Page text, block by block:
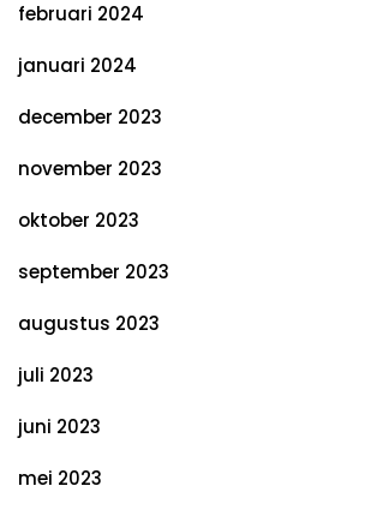
februari 2024
januari 2024
december 2023
november 2023
oktober 2023
september 2023
augustus 2023
juli 2023
juni 2023
mei 2023